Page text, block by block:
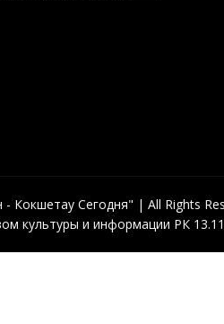
Кокшетау Сегодня" | All Rights
культуры и информации РК